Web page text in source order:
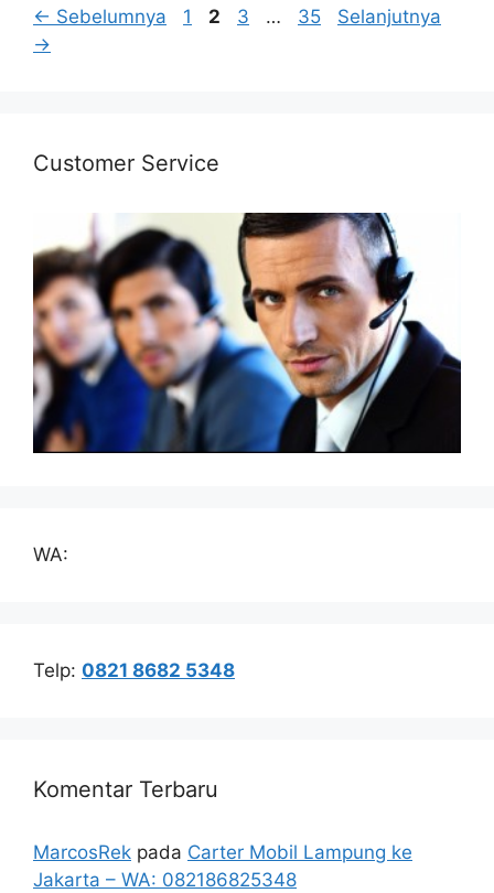
Navigasi
Tulisan
← Sebelumnya Halaman
1 Halaman
2 Halaman
3 … Halaman
35
Selanjutnya
→
Customer Service
WA:
Telp: 0821 8682 5348
Komentar Terbaru
MarcosRek pada Carter Mobil Lampung ke
Jakarta – WA: 082186825348